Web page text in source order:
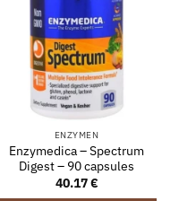
ENZYMEN
Enzymedica – Spectrum
Digest – 90 capsules
40.17€